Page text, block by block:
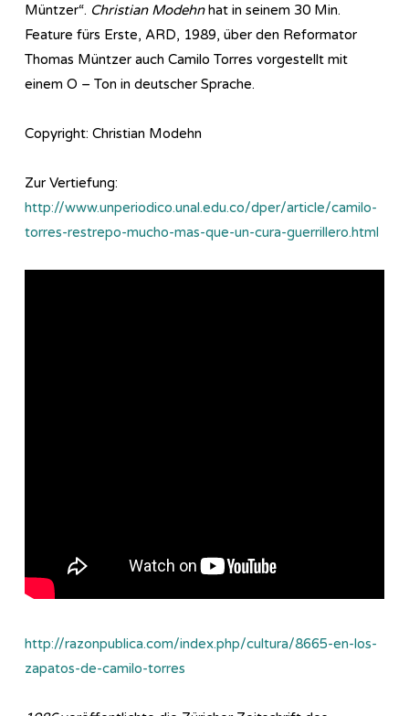
Müntzer“. Christian Modehnhat in seinem 30 Min.
Feature fürs Erste, ARD, 1989, über den Reformator
Thomas Müntzer auch Camilo Torres vorgestellt mit
einem O – Ton in deutscher Sprache.
Copyright: Christian Modehn
Zur Vertiefung:
http://www.unperiodico.unal.edu.co/dper/article/camilo-
torres-restrepo-mucho-mas-que-un-cura-guerrillero.html
http://razonpublica.com/index.php/cultura/8665-en-los-
zapatos-de-camilo-torres